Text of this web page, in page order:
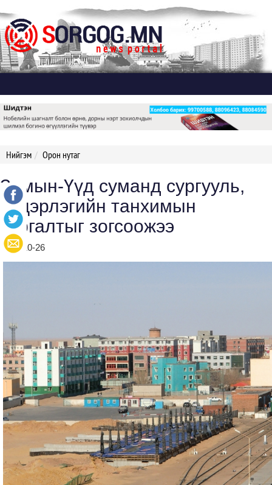
Нийгэм Орон нутаг
Замын-Үүд суманд сургууль,
цэцэрлэгийн танхимын
сургалтыг зогсоожээ
2021-10-26